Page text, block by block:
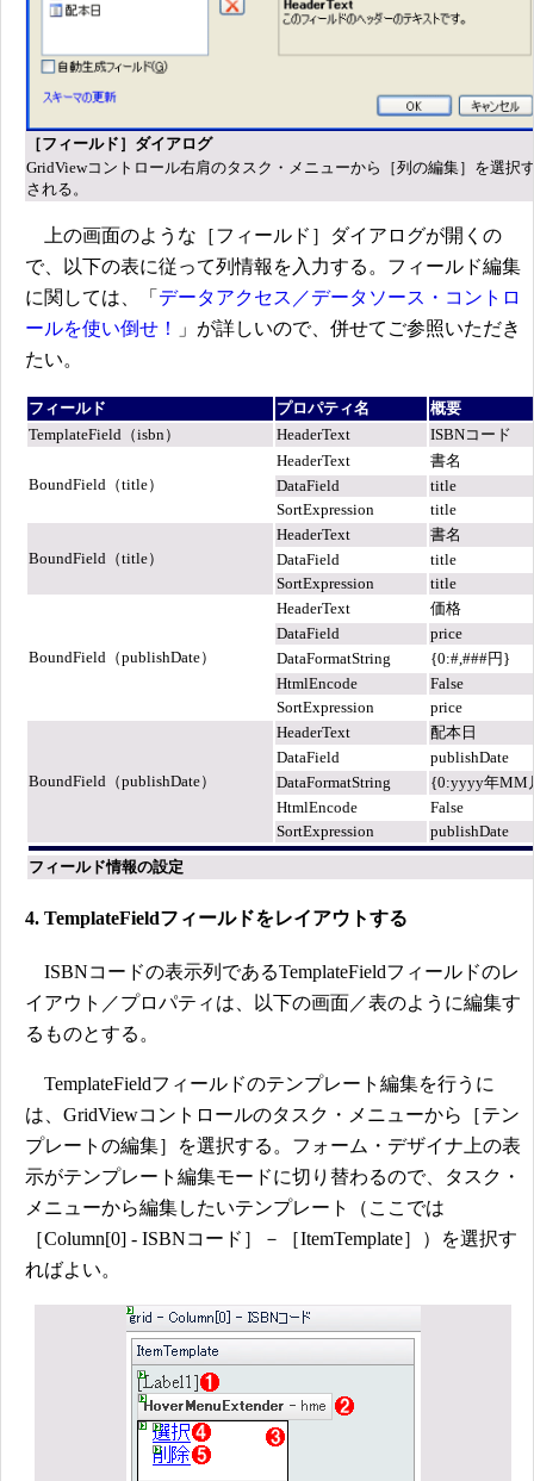
［フィールド］ダイアログ
GridViewコントロール右肩のタスク・メニューから［列の編集］を選択
される。
上の画面のような［フィールド］ダイアログが開くの
で、以下の表に従って列情報を入力する。フィールド編集
に関しては、「 データアクセス／データソース・コントロ
ールを使い倒せ！
」が詳しいので、併せてご参照いただき
たい。
フィールド プロパティ名
概要
TemplateField（isbn）
HeaderText ISBNコード
BoundField（title）
HeaderText
書名
DataField
title
SortExpression
title
BoundField（title）
HeaderText
書名
DataField
title
SortExpression
title
BoundField（publishDate）
HeaderText
価格
DataField
price
DataFormatString
{0:#,###円}
HtmlEncode
False
SortExpression
price
BoundField（publishDate）
HeaderText
配本日
DataField
publishDate
DataFormatString
{0:yyyy年MM
HtmlEncode
False
SortExpression
publishDate
フィールド情報の設定
4. TemplateFieldフィールドをレイアウトする
ISBNコードの表示列であるTemplateFieldフィールドのレ
イアウト／プロパティは、以下の画面／表のように編集す
るものとする。
TemplateFieldフィールドのテンプレート編集を行うに
は、GridViewコントロールのタスク・メニューから［テン
プレートの編集］を選択する。フォーム・デザイナ上の表
示がテンプレート編集モードに切り替わるので、タスク・
メニューから編集したいテンプレート（ここでは
［Column[0] - ISBNコード］－［ItemTemplate］）を選択す
ればよい。